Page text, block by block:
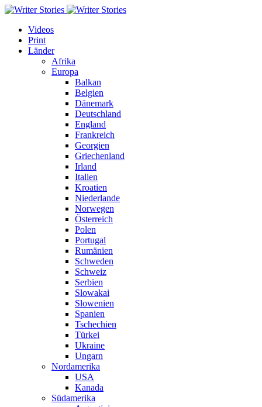
Videos
Print
Länder
Afrika
Europa
Balkan
Belgien
Dänemark
Deutschland
England
Frankreich
Georgien
Griechenland
Irland
Italien
Kroatien
Niederlande
Norwegen
Österreich
Polen
Portugal
Rumänien
Schweden
Schweiz
Serbien
Slowakai
Slowenien
Spanien
Tschechien
Türkei
Ukraine
Ungarn
Nordamerika
USA
Kanada
Südamerika